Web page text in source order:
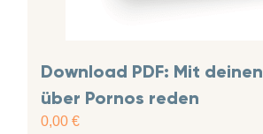
Download PDF: Mit
über Pornos reden
0,00 €